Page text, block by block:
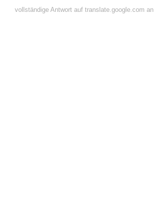
vollständige Antwort auf translate.google.com an